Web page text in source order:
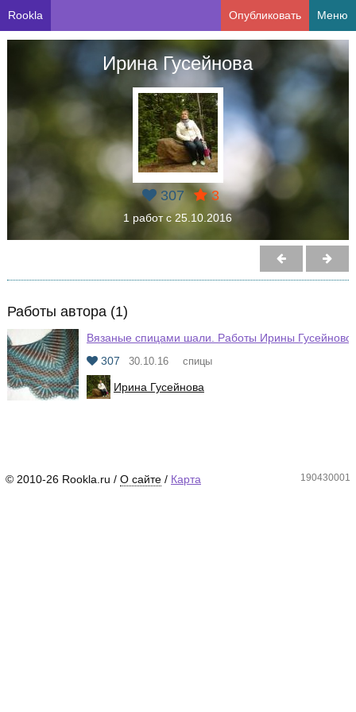
Rookla Опубликовать Меню
Ирина Гусейнова
307 3
1 работ с 25.10.2016
Работы автора (1)
Вязаные спицами шали. Работы Ирины
307
30.10.16 спицы
Ирина Гусейнова
© 2010-26 Rookla.ru / О сайте / Карта 190430001